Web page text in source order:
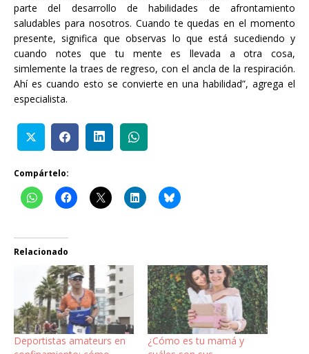
parte del desarrollo de habilidades de afrontamiento
saludables para nosotros. Cuando te quedas en el momento
presente, significa que observas lo que está sucediendo y
cuando notes que tu mente es llevada a otra cosa,
simlemente la traes de regreso, con el ancla de la respiración.
Ahí es cuando esto se convierte en una habilidad”, agrega el
especialista.
Compártelo:
Relacionado
Deportistas amateurs en
¿Cómo es tu mamá y